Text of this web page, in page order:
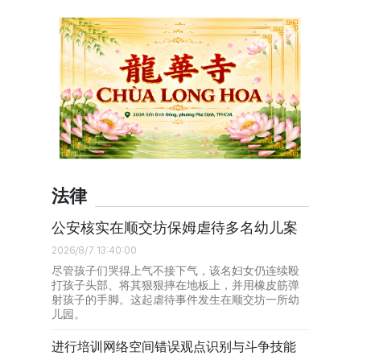
法律
公安核实在顺交坊保姆虐待多名幼儿案
2026/8/7 13:40:00
尽管孩子们哭得上气不接下气，该名妇女仍连续殴
打孩子头部、将其狠狠摔在地板上，并用橡皮筋弹
射孩子的手脚。这起虐待事件发生在顺交坊一所幼
儿园。
进行培训网络空间错误观点识别与斗争技能